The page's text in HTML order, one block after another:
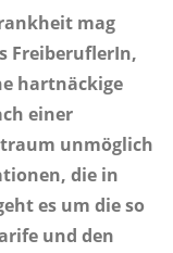
mag
FreiberuflerIn,
hartnäckige
einer
unmöglich
die in
es um die so
und den